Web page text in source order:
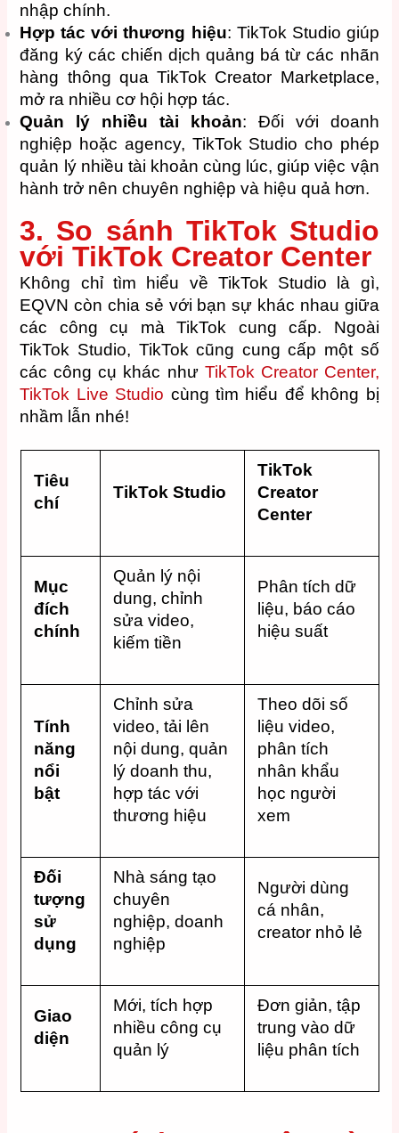
nhập chính.
Hợp tác với thương hiệu: TikTok Studio giúp
đăng ký các chiến dịch quảng bá từ các nhãn
hàng thông qua TikTok Creator Marketplace,
mở ra nhiều cơ hội hợp tác.
Quản lý nhiều tài khoản: Đối với doanh
nghiệp hoặc agency, TikTok Studio cho phép
quản lý nhiều tài khoản cùng lúc, giúp việc vận
hành trở nên chuyên nghiệp và hiệu quả hơn.
3. So sánh TikTok Studio
với TikTok Creator Center
Không chỉ tìm hiểu về TikTok Studio là gì,
EQVN còn chia sẻ với bạn sự khác nhau giữa
các công cụ mà TikTok cung cấp. Ngoài
TikTok Studio, TikTok cũng cung cấp một số
các công cụ khác như TikTok Creator Center,
TikTok Live Studio cùng tìm hiểu để không bị
nhầm lẫn nhé!
Tiêu
chí
TikTok Studio
TikTok
Creator
Center
Mục
đích
chính
Quản lý nội
dung, chỉnh
sửa video,
kiếm tiền
Phân tích dữ
liệu, báo cáo
hiệu suất
Tính
năng
nổi
bật
Chỉnh sửa
video, tải lên
nội dung, quản
lý doanh thu,
hợp tác với
thương hiệu
Theo dõi số
liệu video,
phân tích
nhân khẩu
học người
xem
Đối
tượng
sử
dụng
Nhà sáng tạo
chuyên
nghiệp, doanh
nghiệp
Người dùng
cá nhân,
creator nhỏ lẻ
Giao
diện
Mới, tích hợp
nhiều công cụ
quản lý
Đơn giản, tập
trung vào dữ
liệu phân tích